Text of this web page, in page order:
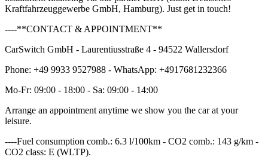
Kraftfahrzeuggewerbe GmbH, Hamburg). Just get in touch!
----**CONTACT & APPOINTMENT**
CarSwitch GmbH - Laurentiusstraße 4 - 94522 Wallersdorf
Phone: +49 9933 9527988 - WhatsApp: +4917681232366
Mo-Fr: 09:00 - 18:00 - Sa: 09:00 - 14:00
Arrange an appointment anytime we show you the car at your
leisure.
----Fuel consumption comb.: 6.3 l/100km - CO2 comb.: 143 g/km -
CO2 class: E (WLTP).